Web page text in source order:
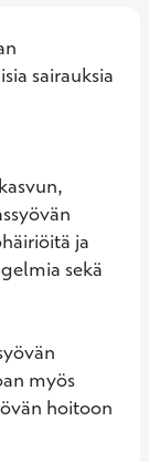
sairauksia
ja
sekä
myös
hoitoon